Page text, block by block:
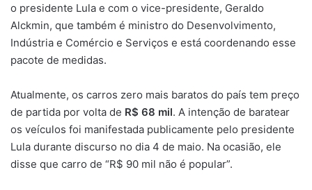
o presidente Lula e com o vice-presidente, Geraldo
Alckmin, que também é ministro do Desenvolvimento,
Indústria e Comércio e Serviços e está coordenando esse
pacote de medidas.
Atualmente, os carros zero mais baratos do país tem preço
de partida por volta de R$ 68 mil. A intenção de baratear
os veículos foi manifestada publicamente pelo presidente
Lula durante discurso no dia 4 de maio. Na ocasião, ele
disse que carro de “R$ 90 mil não é popular”.